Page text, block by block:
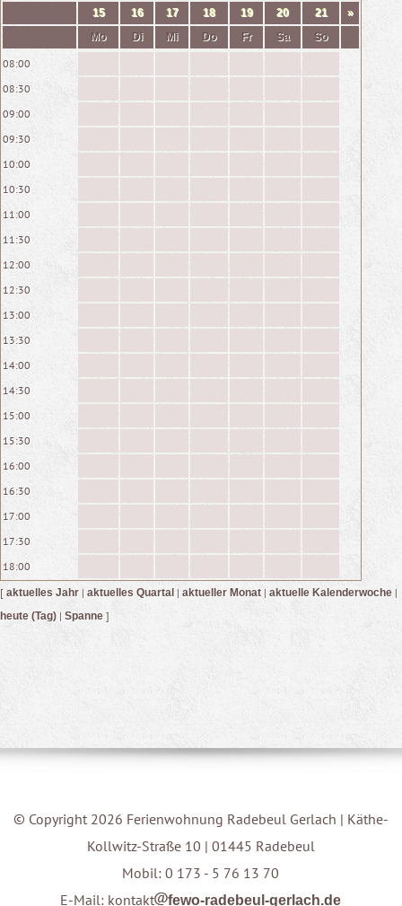
15
16 17 18 19 20 21
»
Mo
Di Mi Do Fr Sa So
08:00
08:30
09:00
09:30
10:00
10:30
11:00
11:30
12:00
12:30
13:00
13:30
14:00
14:30
15:00
15:30
16:00
16:30
17:00
17:30
18:00
[ aktuelles Jahr | aktuelles Quartal | aktueller Monat | aktuelle Kalenderwoche |
heute (Tag) | Spanne ]
© Copyright 2026 Ferienwohnung Radebeul Gerlach | Käthe-
Kollwitz-Straße 10 | 01445 Radebeul
Mobil: 0 173 - 5 76 13 70
E-Mail: kontakt
fewo-radebeul-gerlach.de